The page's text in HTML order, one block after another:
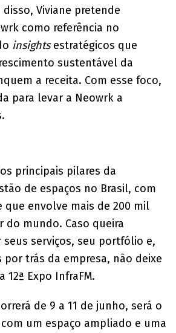
Viviane pretende
como referência no
insightsestratégicos que
sustentável da
a receita. Com esse foco,
para levar a Neowrk a
principais pilares da
de espaços no Brasil, com
que envolve mais de 200 mil
do mundo. Caso queira
serviços, seu portfólio e,
por trás da empresa, não deixe
12ª Expo InfraFM.
de 9 a 11 de junho, será o
um espaço ampliado e uma